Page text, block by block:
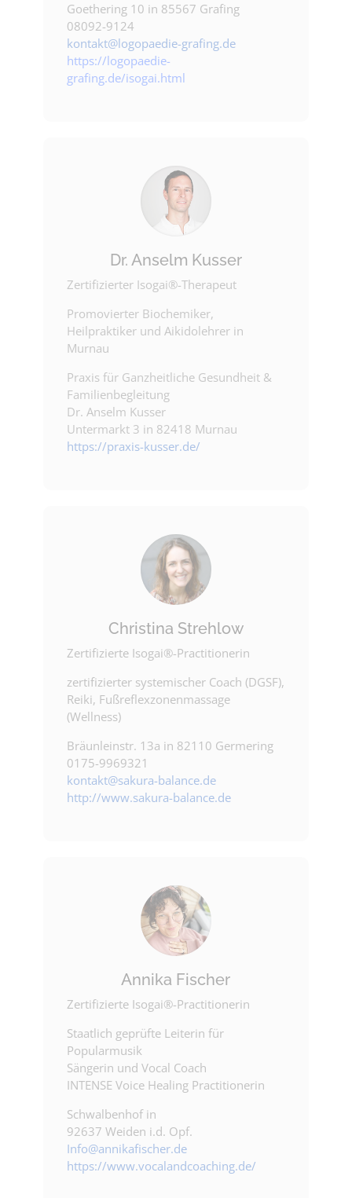
Goethering 10 in 85567 Grafing
08092-9124
kontakt@logopaedie-grafing.de
https://logopaedie-
grafing.de/isogai.html
Dr. Anselm Kusser
Zertifizierter Isogai®-Therapeut
Promovierter Biochemiker,
Heilpraktiker und Aikidolehrer in
Murnau
Praxis für Ganzheitliche Gesundheit &
Familienbegleitung
Dr. Anselm Kusser
Untermarkt 3 in 82418 Murnau
https://praxis-kusser.de/
Christina Strehlow
Zertifizierte Isogai®-Practitionerin
zertifizierter systemischer Coach (DGSF),
Reiki, Fußreflexzonenmassage
(Wellness)
Bräunleinstr. 13a in 82110 Germering
0175-9969321
kontakt@sakura-balance.de
http://www.sakura-balance.de
Annika Fischer
Zertifizierte Isogai®-Practitionerin
Staatlich geprüfte Leiterin für
Popularmusik
Sängerin und Vocal Coach
INTENSE Voice Healing Practitionerin
Schwalbenhof in
92637 Weiden i.d. Opf.
Info@annikafischer.de
https://www.vocalandcoaching.de/